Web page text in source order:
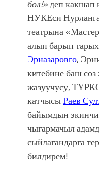
бол!»деп какшап
НУКЕси
театрына
алып барып
Эрназаровго,
китебине баш
жазуучусу,
катчысыРаев
байымдын
чыгармачыл
сыйлагандарга
билдирем!